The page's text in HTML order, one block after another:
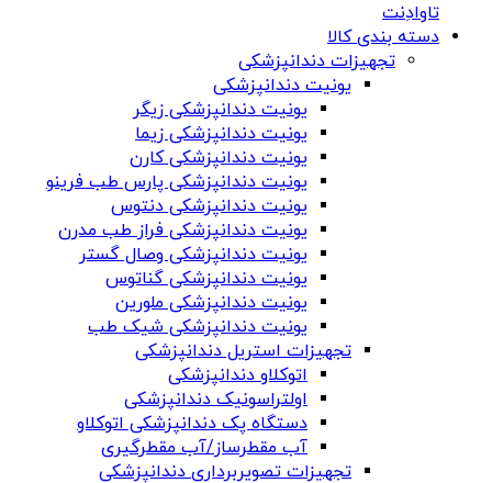
تاوادِنت
دسته بندی کالا
تجهیزات دندانپزشکی
یونیت دندانپزشکی
یونیت دندانپزشکی زیگر
یونیت دندانپزشکی زیما
یونیت دندانپزشکی کارن
یونیت دندانپزشکی پارس طب فرینو
یونیت دندانپزشکی دنتوس
یونیت دندانپزشکی فراز طب مدرن
یونیت دندانپزشکی وصال گستر
یونیت دندانپزشکی گناتوس
یونیت دندانپزشکی ملورین
یونیت دندانپزشکی شیک طب
تجهیزات استریل دندانپزشکی
اتوکلاو دندانپزشکی
اولتراسونیک دندانپزشکی
دستگاه پک دندانپزشکی اتوکلاو
آب مقطرساز/آب مقطرگیری
تجهیزات تصویربرداری دندانپزشکی